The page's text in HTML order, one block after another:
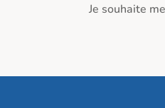
Je souhaite me